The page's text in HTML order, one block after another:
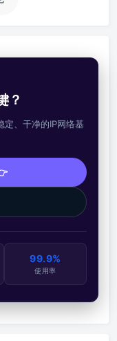
？
定、干净的IP网络基
99.9%
使用率